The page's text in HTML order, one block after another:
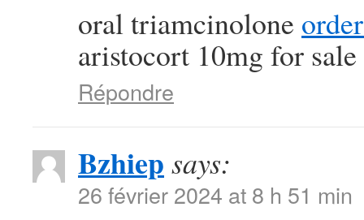
oral triamcinolone
aristocort 10mg for sale
Répondre
Bzhiep says:
26 février 2024 at 8 h 51 min